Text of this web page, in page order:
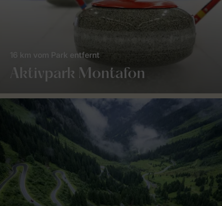
Aktivpark Montafon
16 km vom Park entfernt